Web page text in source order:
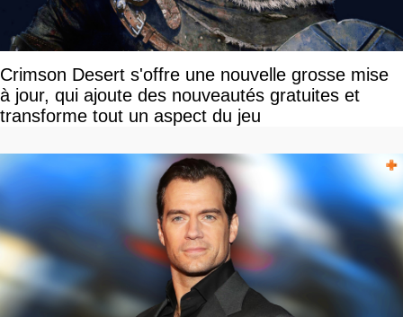
Crimson Desert s'offre une nouvelle grosse mise
à jour, qui ajoute des nouveautés gratuites et
transforme tout un aspect du jeu